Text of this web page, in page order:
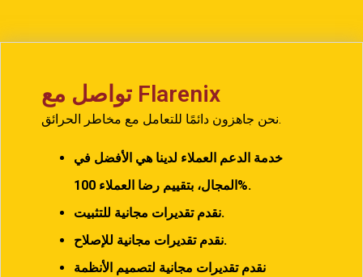
تواصل مع Flarenix
نحن جاهزون دائمًا للتعامل مع مخاطر الحرائق.
خدمة الدعم العملاء لدينا هي الأفضل في
المجال، بتقييم رضا العملاء 100%.
نقدم تقديرات مجانية للتثبيت.
نقدم تقديرات مجانية للإصلاح.
نقدم تقديرات مجانية لتصميم الأنظمة